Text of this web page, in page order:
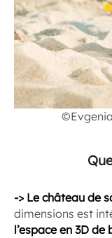
-> Le château de
dimensions est
l’espace en 3D de